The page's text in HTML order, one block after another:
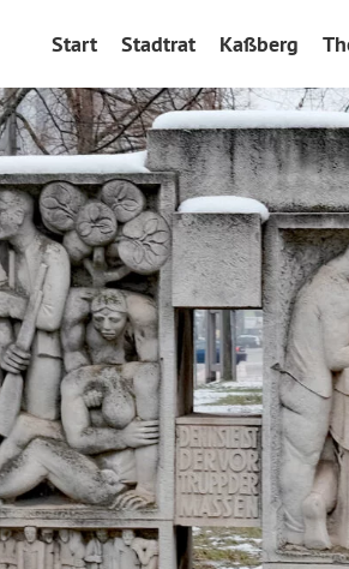
Start Stadtrat Kaßberg